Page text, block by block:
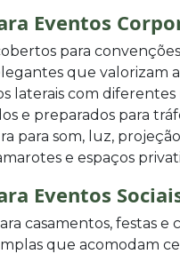
Eventos
para
que valorizam
laterais com
e preparados para
para som, luz,
e espaços
Eventos
casamentos, festas
que acomodam